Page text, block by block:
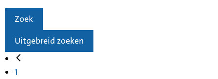
Zoek
Uitgebreid zoeken
1